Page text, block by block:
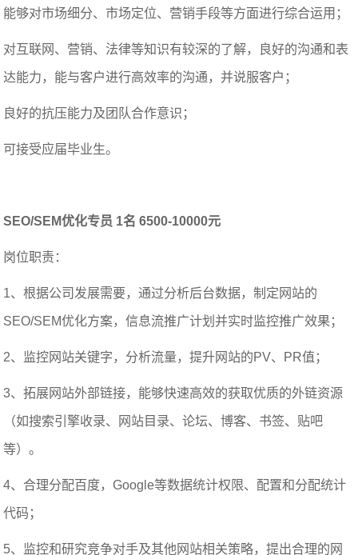
能够对市场细分、市场定位、营销手段等方面进行综合运用；
对互联网、营销、法律等知识有较深的了解，良好的沟通和表
达能力，能与客户进行高效率的沟通，并说服客户；
良好的抗压能力及团队合作意识；
可接受应届毕业生。
SEO/SEM优化专员 1名 6500-10000元
岗位职责：
1、根据公司发展需要，通过分析后台数据，制定网站的
SEO/SEM优化方案，信息流推广计划并实时监控推广效果；
2、监控网站关键字，分析流量，提升网站的PV、PR值；
3、拓展网站外部链接，能够快速高效的获取优质的外链资源
（如搜索引擎收录、网站目录、论坛、博客、书签、贴吧
等）。
4、合理分配百度，Google等数据统计权限、配置和分配统计
代码；
5、监控和研究竞争对手及其他网站相关策略，提出合理的网